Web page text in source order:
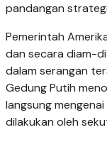
pandangan
Pemerintah
dan secara diam-
dalam serangan
Gedung Putih
langsung
dilakukan oleh